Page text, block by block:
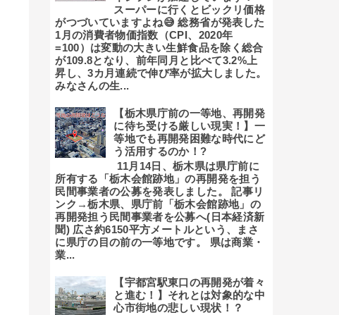
スーパーに行くとビックリ価格
がつづいていますよね😅 総務省が発表した
1月の消費者物価指数（CPI、2020年
=100）は変動の大きい生鮮食品を除く総合
が109.8となり、前年同月と比べて3.2%上
昇し、3カ月連続で伸び率が拡大しました。
みなさんの生...
【栃木県庁前の一等地、再開発
に待ち受ける厳しい現実！】一
等地でも再開発困難な時代にど
う活用するのか！?
11月14日、栃木県は県庁前に
所有する「栃木会館跡地」の再開発を担う
民間事業者の公募を発表しました。 記事リ
ンク→栃木県、県庁前「栃木会館跡地」の
再開発担う民間事業者を公募へ(日本経済新
聞) 広さ約6150平方メートルという、まさ
に県庁の目の前の一等地です。 県は商業・
業...
【宇都宮駅東口の再開発が着々
と進む！】それとは対象的な中
心市街地の悲しい現状！？